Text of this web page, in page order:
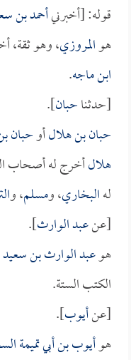
قوله: [أخبرنيأحمد بن
هوالمروزي، وهو ثقة،
ابن ماجه.
[حدثناحبان].
حبان بن هلالأوحبان
هلالأخرج له أصحاب
لهالبخاري، ومسلم، و
[عنعبد الوارث].
هوعبد الوارث بن سعيد
الكتب الستة.
[عنأيوب].
هوأيوب بن أبي تميمة